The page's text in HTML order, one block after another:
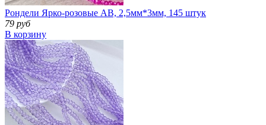
Рондели Ярко-розовые АВ, 2,5мм*3мм, 145 штук
79 руб
В корзину